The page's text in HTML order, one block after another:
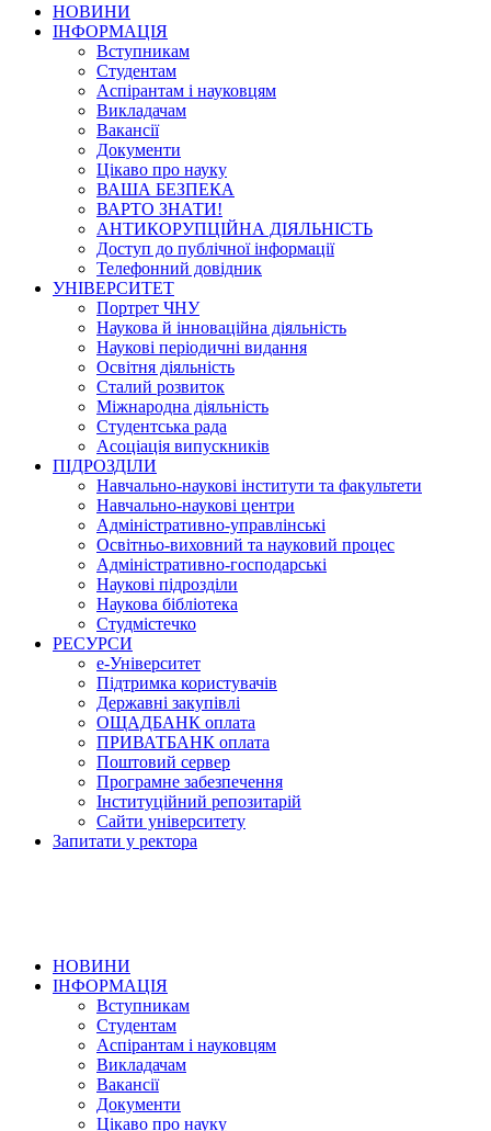
НОВИНИ
ІНФОРМАЦІЯ
Вступникам
Студентам
Аспірантам і науковцям
Викладачам
Вакансії
Документи
Цікаво про науку
ВАША БЕЗПЕКА
ВАРТО ЗНАТИ!
АНТИКОРУПЦІЙНА ДІЯЛЬНІСТЬ
Доступ до публічної інформації
Телефонний довідник
УНІВЕРСИТЕТ
Портрет ЧНУ
Наукова й інноваційна діяльність
Наукові періодичні видання
Освітня діяльність
Сталий розвиток
Міжнародна діяльність
Студентська рада
Асоціація випускників
ПІДРОЗДІЛИ
Навчально-наукові інститути та факультети
Навчально-наукові центри
Адміністративно-управлінські
Освітньо-виховний та науковий процес
Адміністративно-господарські
Наукові підрозділи
Наукова бібліотека
Студмістечко
РЕСУРСИ
е-Університет
Підтримка користувачів
Державні закупівлі
ОЩАДБАНК оплата
ПРИВАТБАНК оплата
Поштовий сервер
Програмне забезпечення
Інституційний репозитарій
Сайти університету
Запитати у ректора
НОВИНИ
ІНФОРМАЦІЯ
Вступникам
Студентам
Аспірантам і науковцям
Викладачам
Вакансії
Документи
Цікаво про науку